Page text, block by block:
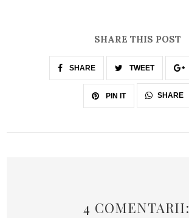
SHARE THIS POST
SHARE TWEET
PIN IT SHARE
4 COMENTARII: